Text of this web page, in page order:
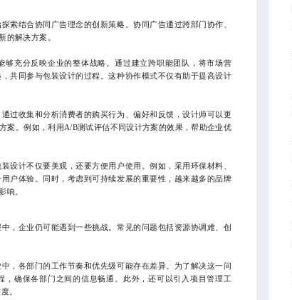
索结合协同广告理念的创新策略。协同广告通过跨部门协作、
的解决方案。
充分反映企业的整体战略。通过建立跨职能团队，将市场营
共同参与包装设计的过程。这种协作模式不仅有助于提高设计
过收集和分析消费者的购买行为、偏好和反馈，设计师可以更
案。例如，利用A/B测试评估不同设计方案的效果，帮助企业优
设计不仅要美观，还要方便用户使用。例如，采用环保材料、
户体验。同时，考虑到可持续发展的重要性，越来越多的品牌
响。
，企业仍可能遇到一些挑战。常见的问题包括资源协调难、创
，各部门的工作节奏和优先级可能存在差异。为了解决这一问
确保各部门之间的信息畅通。此外，还可以引入项目管理工
。